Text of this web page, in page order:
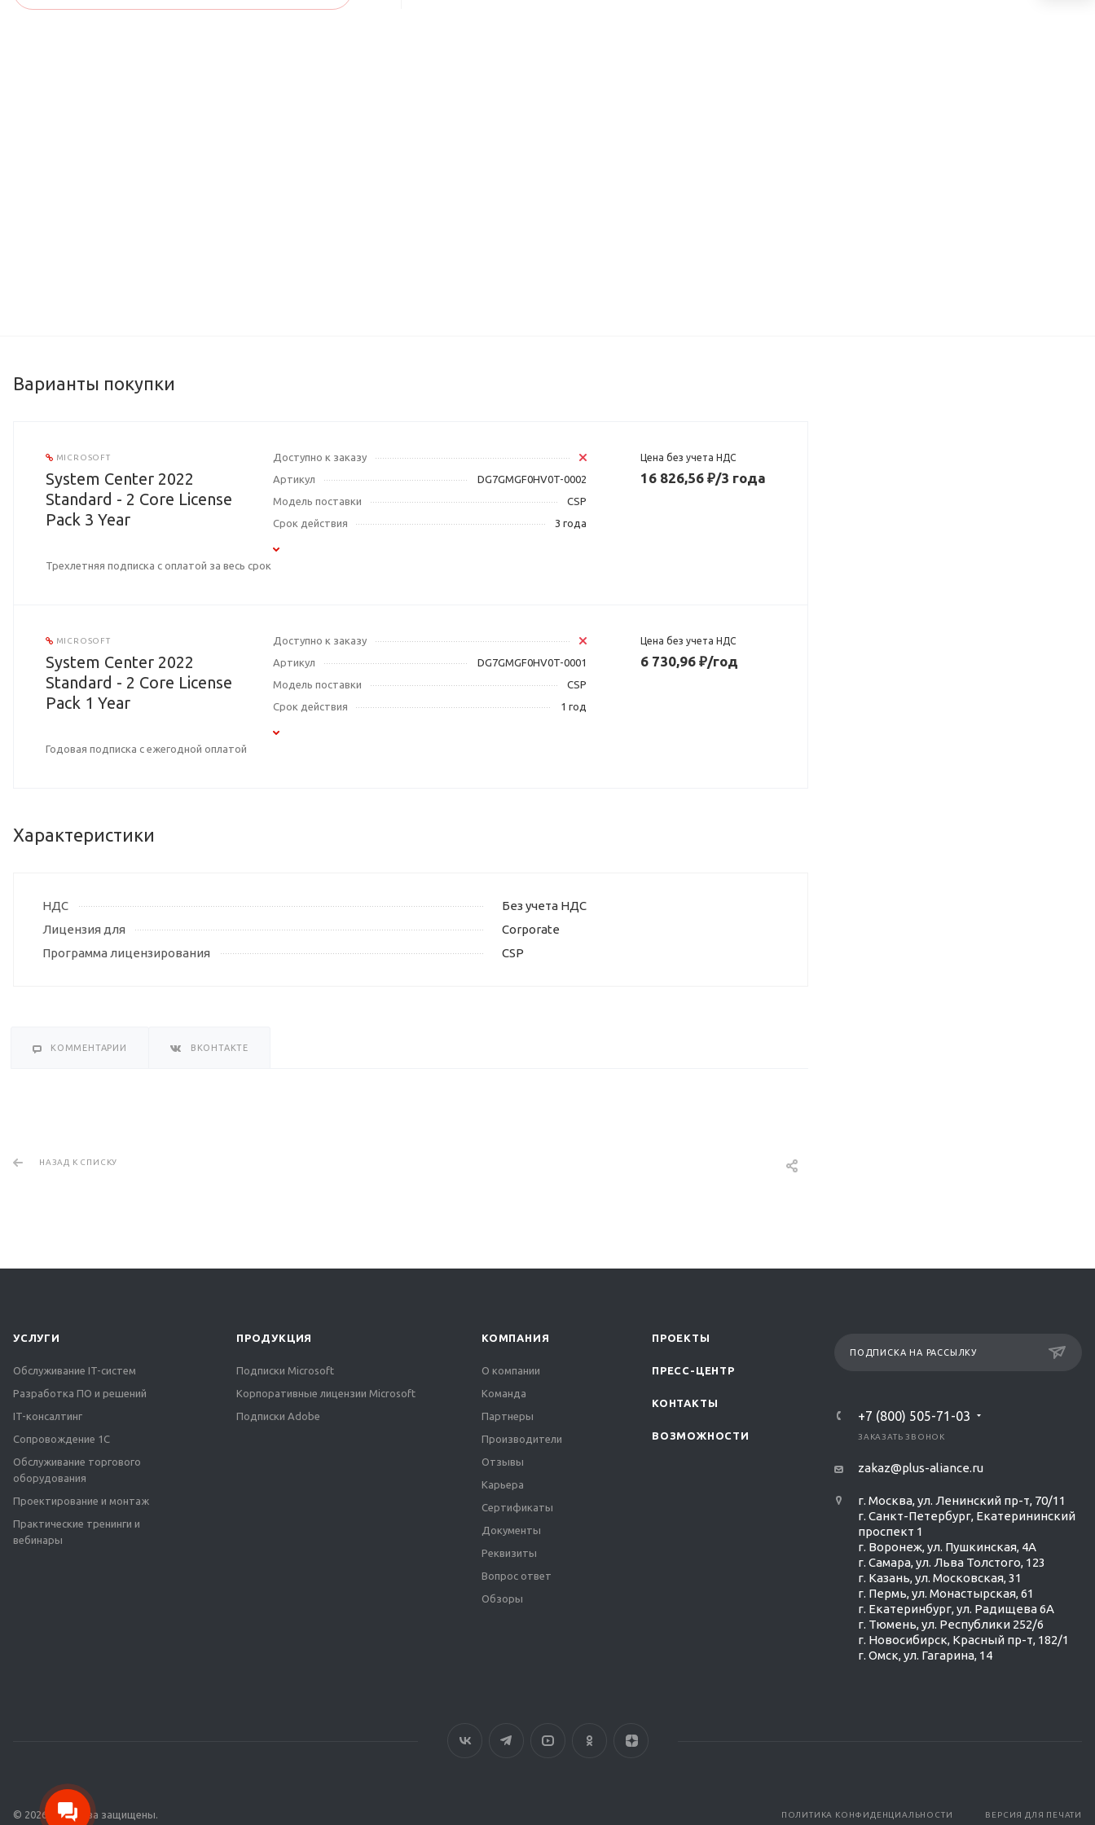
Варианты покупки
MICROSOFT
System Center 2022
Standard - 2 Core License
Pack 3 Year
Трехлетняя подписка с оплатой за весь срок
Доступно к заказу
Артикул
DG7GMGF0HV0T-0002
Модель поставки
CSP
Срок действия
3 года
Цена без учета НДС
16 826,56 ₽/3 года
MICROSOFT
System Center 2022
Standard - 2 Core License
Pack 1 Year
Годовая подписка с ежегодной оплатой
Доступно к заказу
Артикул
DG7GMGF0HV0T-0001
Модель поставки
CSP
Срок действия
1 год
Цена без учета НДС
6 730,96 ₽/год
Характеристики
НДС
Без учета НДС
Лицензия для
Corporate
Программа лицензирования
CSP
КОММЕНТАРИИ ВКОНТАКТЕ
НАЗАД К СПИСКУ
УСЛУГИ
Обслуживание IT-систем
Разработка ПО и решений
IT-консалтинг
Сопровождение 1С
Обслуживание торгового
оборудования
Проектирование и монтаж
Практические тренинги и
вебинары
ПРОДУКЦИЯ
Подписки Microsoft
Корпоративные лицензии Microsoft
Подписки Adobe
КОМПАНИЯ
О компании
Команда
Партнеры
Производители
Отзывы
Карьера
Сертификаты
Документы
Реквизиты
Вопрос ответ
Обзоры
ПРОЕКТЫ
ПРЕСС-ЦЕНТР
КОНТАКТЫ
ВОЗМОЖНОСТИ
ПОДПИСКА НА РАССЫЛКУ
+7 (800) 505-71-03
ЗАКАЗАТЬ ЗВОНОК
zakaz@plus-aliance.ru
г. Москва, ул. Ленинский пр-т, 70/11
г. Санкт-Петербург, Екатерининский
проспект 1
г. Воронеж, ул. Пушкинская, 4А
г. Самара, ул. Льва Толстого, 123
г. Казань, ул. Московская, 31
г. Пермь, ул. Монастырская, 61
г. Екатеринбург, ул. Радищева 6А
г. Тюмень, ул. Республики 252/6
г. Новосибирск, Красный пр-т, 182/1
г. Омск, ул. ​Гагарина, 14
ВЕРСИЯ ДЛЯ ПЕЧАТИ
ПОЛИТИКА КОНФИДЕНЦИАЛЬНОСТИ
© 2026 Все права защищены.